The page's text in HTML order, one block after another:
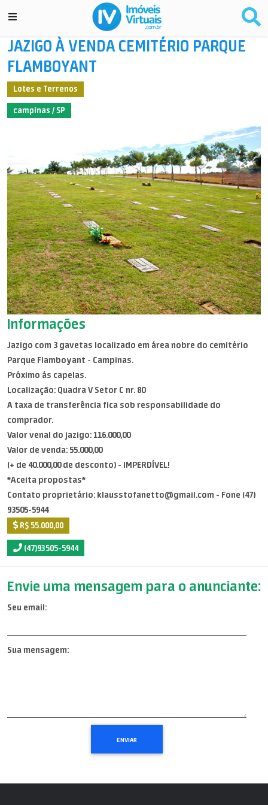
JAZIGO À VENDA CEMITÉRIO PARQUE
FLAMBOYANT
Lotes e Terrenos
campinas / SP
Informações
Jazigo com 3 gavetas localizado em área nobre do cemitério
Parque Flamboyant - Campinas.
Próximo ás capelas.
Localização: Quadra V Setor C nr. 80
A taxa de transferência fica sob responsabilidade do
comprador.
Valor venal do jazigo: 116.000,00
Valor de venda: 55.000,00
(+ de 40.000,00 de desconto) - IMPERDÍVEL!
*Aceita propostas*
Contato proprietário: klausstofanetto@gmail.com - Fone (47)
93505-5944
R$ 55.000,00
(47)93505-5944
Envie uma mensagem para o anunciante:
Seu email:
Sua mensagem: